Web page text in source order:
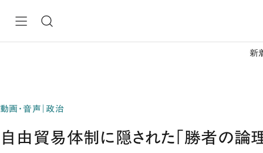
新
動画・音声｜政治
自由貿易体制に隠された「勝者の論